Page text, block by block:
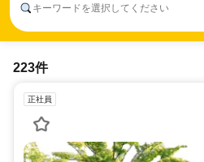
キーワードを選択してください
223件
正社員